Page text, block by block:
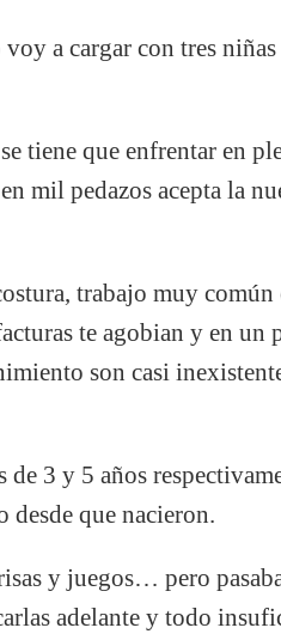
a cargar con tres
tiene que enfrentar en
mil pedazos acepta la
trabajo muy
te agobian y en un
son casi
3 y 5 años
desde que nacieron.
y juegos… pero
adelante y todo